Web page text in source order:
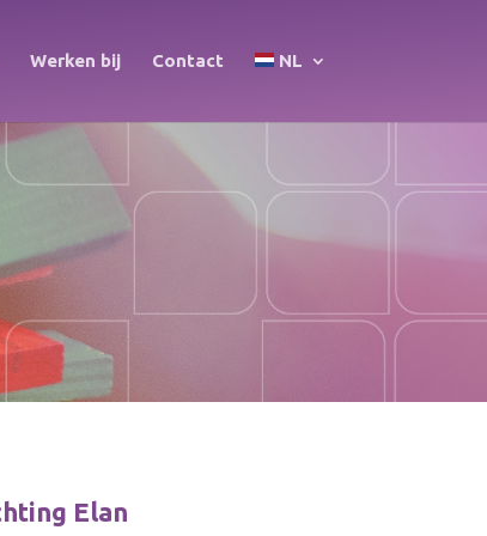
Werken bij Contact NL
Elan